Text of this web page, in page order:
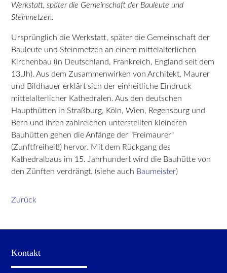
Werkstatt, später die Gemeinschaft der Bauleute und
Steinmetzen.
Ursprünglich die Werkstatt, später die Gemeinschaft der
Bauleute und Steinmetzen an einem mittelalterlichen
Kirchenbau (in Deutschland, Frankreich, England seit dem
13.Jh). Aus dem Zusammenwirken von Architekt, Maurer
und Bildhauer erklärt sich der einheitliche Eindruck
mittelalterlicher Kathedralen. Aus den deutschen
Haupthütten in Straßburg, Köln, Wien, Regensburg und
Bern und ihren zahlreichen unterstellten kleineren
Bauhütten gehen die Anfänge der "Freimaurer"
(Zunftfreiheit!) hervor. Mit dem Rückgang des
Kathedralbaus im 15. Jahrhundert wird die Bauhütte von
den Zünften verdrängt. (siehe auch Baumeister)
Zurück
Kontakt